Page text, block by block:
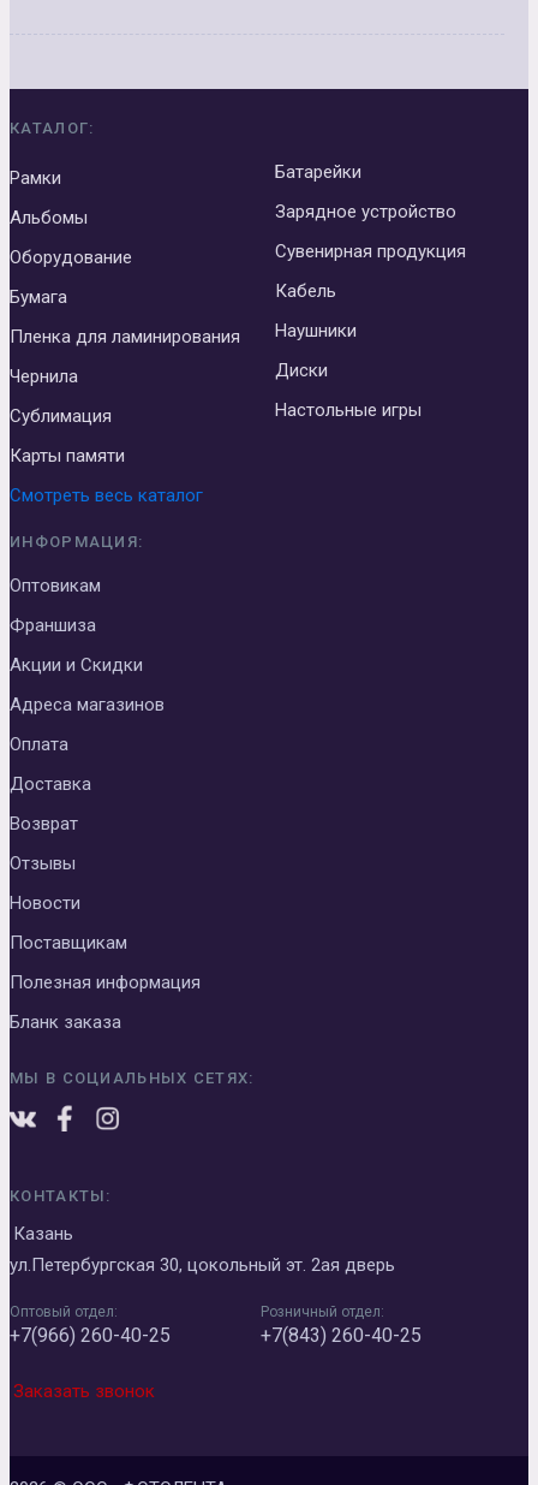
КАТАЛОГ:
Рамки
Альбомы
Оборудование
Бумага
Пленка для ламинирования
Чернила
Сублимация
Карты памяти
Батарейки
Зарядное устройство
Сувенирная продукция
Кабель
Наушники
Диски
Настольные игры
Смотреть весь каталог
ИНФОРМАЦИЯ:
Оптовикам
Франшиза
Акции и Скидки
Адреса магазинов
Оплата
Доставка
Возврат
Отзывы
Новости
Поставщикам
Полезная информация
Бланк заказа
МЫ В СОЦИАЛЬНЫХ СЕТЯХ:
КОНТАКТЫ:
Казань
ул.Петербургская 30, цокольный эт. 2ая дверь
Оптовый отдел:
+7(966) 260-40-25
Розничный отдел:
+7(843) 260-40-25
Заказать звонок